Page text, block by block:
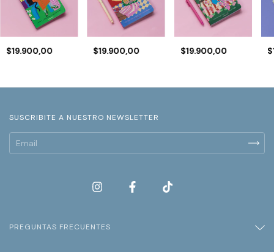
$19.900,00 $19.900,00 $19.900,00
SUSCRIBITE A NUESTRO NEWSLETTER
PREGUNTAS FRECUENTES